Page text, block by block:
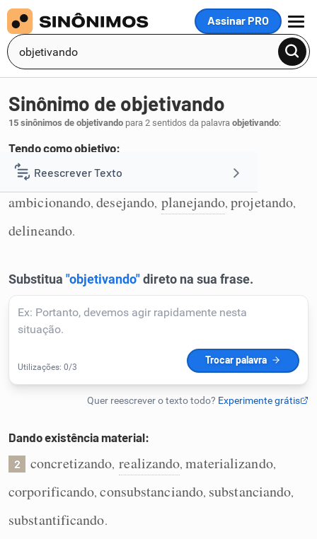
Assinar PRO
MENU
Reescrever Texto
Resumir Texto
Detector de IA
Humanizador de IA
Caça-palavras
Sinônimo de objetivando
15 sinônimos de objetivando para 2 sentidos da palavra objetivando:
Tendo como objetivo:
1 pretendendo,visando ,
ambicionando,desejando, planejando,projetando,
delineando.
Dando existência material:
2 concretizando, realizando,materializando,
corporificando,consubstanciando, substanciando,
substantificando.